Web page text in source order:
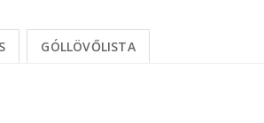
GÓLLÖVŐLISTA